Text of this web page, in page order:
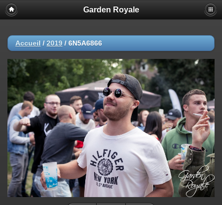
Garden Royale
Accueil / 2019 / 6N5A6866